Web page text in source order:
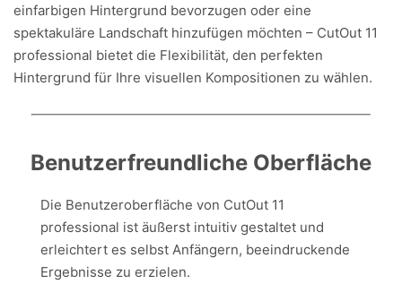
einfarbigen Hintergrund bevorzugen oder eine
spektakuläre Landschaft hinzufügen möchten – CutOut 11
professional bietet die Flexibilität, den perfekten
Hintergrund für Ihre visuellen Kompositionen zu wählen.
Benutzerfreundliche Oberfläche
Die Benutzeroberfläche von CutOut 11
professional ist äußerst intuitiv gestaltet und
erleichtert es selbst Anfängern, beeindruckende
Ergebnisse zu erzielen.